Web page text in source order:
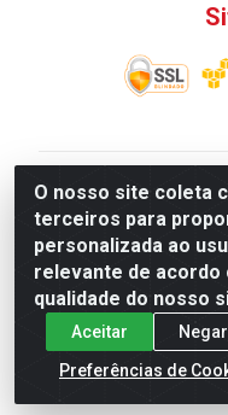
O nosso site coleta
terceiros para
personalizada ao
relevante de acordo
qualidade do nosso
Aceitar
Preferências de
V. C. Ferragens
Bandeira, Rio de
Todas as regras de
prazos de
válidos apenas
estoque sujeito a